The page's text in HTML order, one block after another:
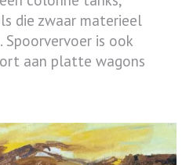
die zwaar materieel
Spoorvervoer is ook
aan platte wagons